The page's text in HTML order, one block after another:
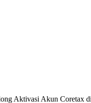
Aktivasi Akun Coretax